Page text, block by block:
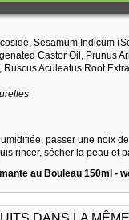
Sesamum Indicum
Castor Oil, Prunus
Ruscus Aculeatus Root
passer une noix
rincer, sécher la peau et
au Bouleau 150ml -